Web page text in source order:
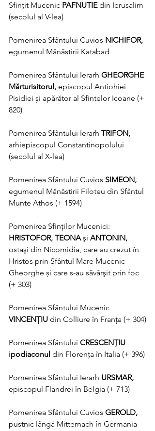
Sfințit Mucenic PAFNUTIE din Ierusalim
(secolul al V-lea)
Pomenirea Sfântului Cuvios NICHIFOR,
egumenul Mănăstirii Katabad
Pomenirea Sfântului Ierarh GHEORGHE
Mărturisitorul, episcopul Antiohiei
Pisidiei și apărător al Sfintelor Icoane (+
820)
Pomenirea Sfântului Ierarh TRIFON,
arhiepiscopul Constantinopolului
(secolul al X-lea)
Pomenirea Sfântului Cuvios SIMEON,
egumenul Mănăstirii Filoteu din Sfântul
Munte Athos (+ 1594)
Pomenirea Sfinților Mucenici:
HRISTOFOR, TEONA şi ANTONIN,
ostaşi din Nicomidia, care au crezut în
Hristos prin Sfântul Mare Mucenic
Gheorghe și care s-au săvârşit prin foc
(+ 303)
Pomenirea Sfântului Mucenic
VINCENŢIU din Colliure în Franţa (+ 304)
Pomenirea Sfântului CRESCENŢIU
ipodiaconul din Florenţa în Italia (+ 396)
Pomenirea Sfântului Ierarh URSMAR,
episcopul Flandrei în Belgia (+ 713)
Pomenirea Sfântului Cuvios GEROLD,
pustnic lângă Mitternach în Germania